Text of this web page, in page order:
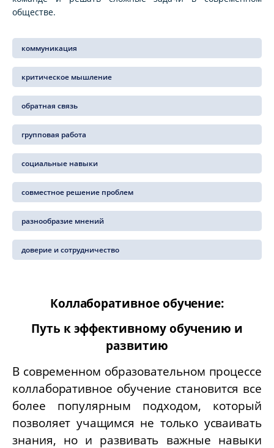
обществе.
коммуникация
критическое мышление
обратная связь
групповая работа
социальные навыки
совместное решение проблем
разнообразие мнений
доверие и сотрудничество
Коллаборативное обучение:
Путь к эффективному обучению и
развитию
В современном образовательном процессе
коллаборативное обучение становится все
более популярным подходом, который
позволяет учащимся не только усваивать
знания, но и развивать важные навыки